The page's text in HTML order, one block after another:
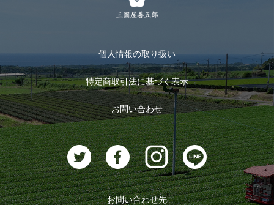
お茶のギフト
おすすめのお茶
お茶に合うスイーツ
ログイン
ログアウト
個人情報の取り扱い
特定商取引法に基づく表示
お問い合わせ
お問い合わせ先